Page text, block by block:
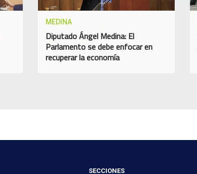
MEDINA
Diputado Ángel Medina: El
Parlamento se debe enfocar en
recuperar la economía
SECCIONES